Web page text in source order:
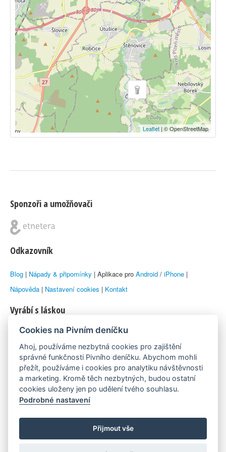
Leaflet | © OpenStreetMap
Sponzoři a umožňovači
Odkazovník
Blog | Nápady & připomínky | Aplikace pro Android / iPhone |
Nápověda | Nastavení cookies | Kontakt
Vyrábí s láskou
© 2010–2026 byLukáš Zemanaka Emka
Máme rádi
Pivní.info
Poznámka pod čarou
Pivní deníček je nezávislý zdroj, který není spjat s žádným
konkrétním pivovarem ani restaurací. Názory uživatelů nemusí nutně
Cookies na Pivním deníčku
Ahoj, používáme nezbytná cookies pro zajištění
správné funkčnosti Pivního deníčku. Abychom mohli
přežít, používáme i cookies pro analytiku návštěvnosti
a marketing. Kromě těch nezbytných, budou ostatní
cookies uloženy jen po udělení tvého souhlasu.
Podrobné nastavení
Přijmout vše